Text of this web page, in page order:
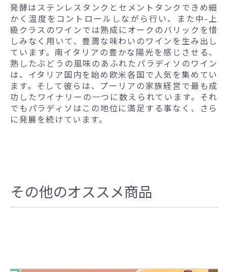
発酵はステンレスタンクとセメントタンクできめ細
かく温度をコントロールしながら行い、また中-上
級クラスのワインでは熟成にオークのバリックを惜
しみなく用いて、豊潤な味わいのワインを生み出し
ています。南イタリアの豊かな陽光を感じさせる、
熟したぶどうの風味のあふれたパラディソのワイン
は、イタリア国内を始め欧米各国で人気を集めてい
ます。そして彼らは、プーリアの家族経営で最も成
功したワイナリーの一つに数えられています。それ
でもパラディソはこの地位に満足する事なく、さら
に発展を続けています。
その他のオススメ商品